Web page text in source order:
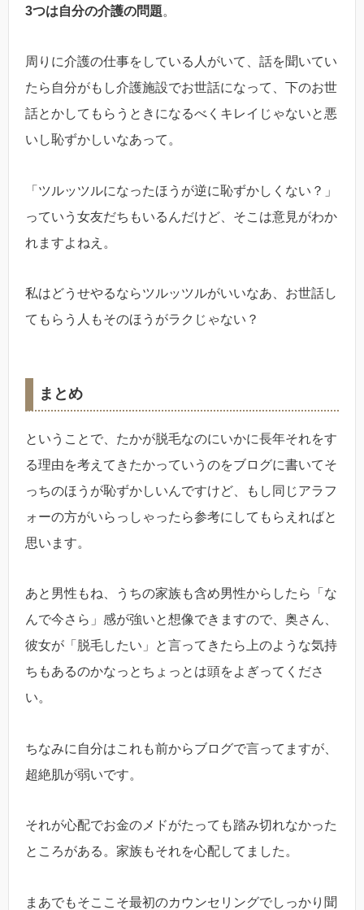
3つは自分の介護の問題。
周りに介護の仕事をしている人がいて、話を聞いてい
たら自分がもし介護施設でお世話になって、下のお世
話とかしてもらうときになるべくキレイじゃないと悪
いし恥ずかしいなあって。
「ツルッツルになったほうが逆に恥ずかしくない？」
っていう女友だちもいるんだけど、そこは意見がわか
れますよねえ。
私はどうせやるならツルッツルがいいなあ、お世話し
てもらう人もそのほうがラクじゃない？
まとめ
ということで、たかが脱毛なのにいかに長年それをす
る理由を考えてきたかっていうのをブログに書いてそ
っちのほうが恥ずかしいんですけど、もし同じアラフ
ォーの方がいらっしゃったら参考にしてもらえればと
思います。
あと男性もね、うちの家族も含め男性からしたら「な
んで今さら」感が強いと想像できますので、奥さん、
彼女が「脱毛したい」と言ってきたら上のような気持
ちもあるのかなっとちょっとは頭をよぎってくださ
い。
ちなみに自分はこれも前からブログで言ってますが、
超絶肌が弱いです。
それが心配でお金のメドがたっても踏み切れなかった
ところがある。家族もそれを心配してました。
まあでもそここそ最初のカウンセリングでしっかり聞